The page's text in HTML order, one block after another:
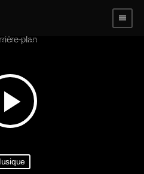
menu
play_arrow